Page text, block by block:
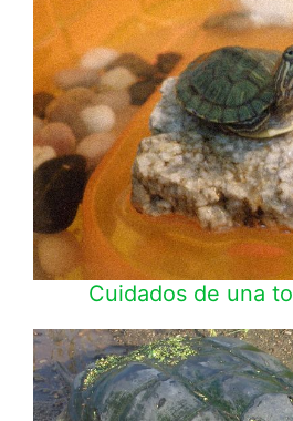
Cuidados de una